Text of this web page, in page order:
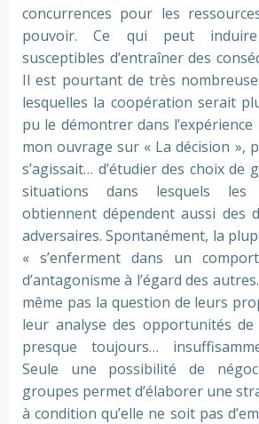
concurrences pour les
pouvoir. Ce qui peut
susceptibles d’entraîner des
Il est pourtant de très
lesquelles la coopération serait
pu le démontrer dans
mon ouvrage sur « La décision »,
s’agissait… d’étudier des choix de
situations dans lesquels les
obtiennent dépendent aussi des
adversaires. Spontanément, la
« s’enferment dans un
d’antagonisme à l’égard des
même pas la question de leurs
leur analyse des opportunités
presque toujours…
Seule une possibilité de
groupes permet d’élaborer une
à condition qu’elle ne soit pas